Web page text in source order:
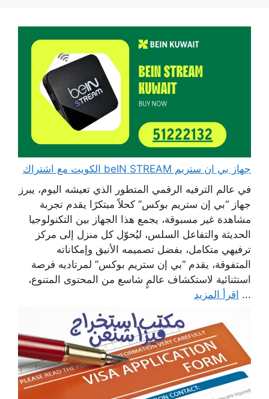
جهاز بي ان ستريم beIN STREAM الكويت مع اشتراك
في عالم الترفيه الرقمي المتطور الذي تعيشه اليوم، يبرز
جهاز “بي إن ستريم بوكس” كحلاً مبتكرًا يقدم تجربة
مشاهدة غير مسبوقة، يجمع هذا الجهاز بين التكنولوجيا
الحديثة والتفاعل السلس، ليُحوّل كل منزل إلى مركز
ترفيهي متكامل، بفضل تصميمه الأنيق وإمكاناته
المتفوقة، يقدم “بي إن ستريم بوكس” لمرتاديه فرصة
استثنائية لاستكشاف عالمٍ شاسع من المحتوى المتنوع،
... اقرأ المزيد